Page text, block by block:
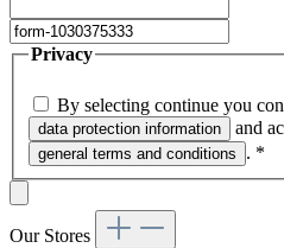
Privacy
By selecting continue you
data protection information and
general terms and conditions . *
Our Stores